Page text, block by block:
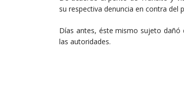
su respectiva denuncia en contra del
Días antes, éste mismo sujeto
las autoridades.